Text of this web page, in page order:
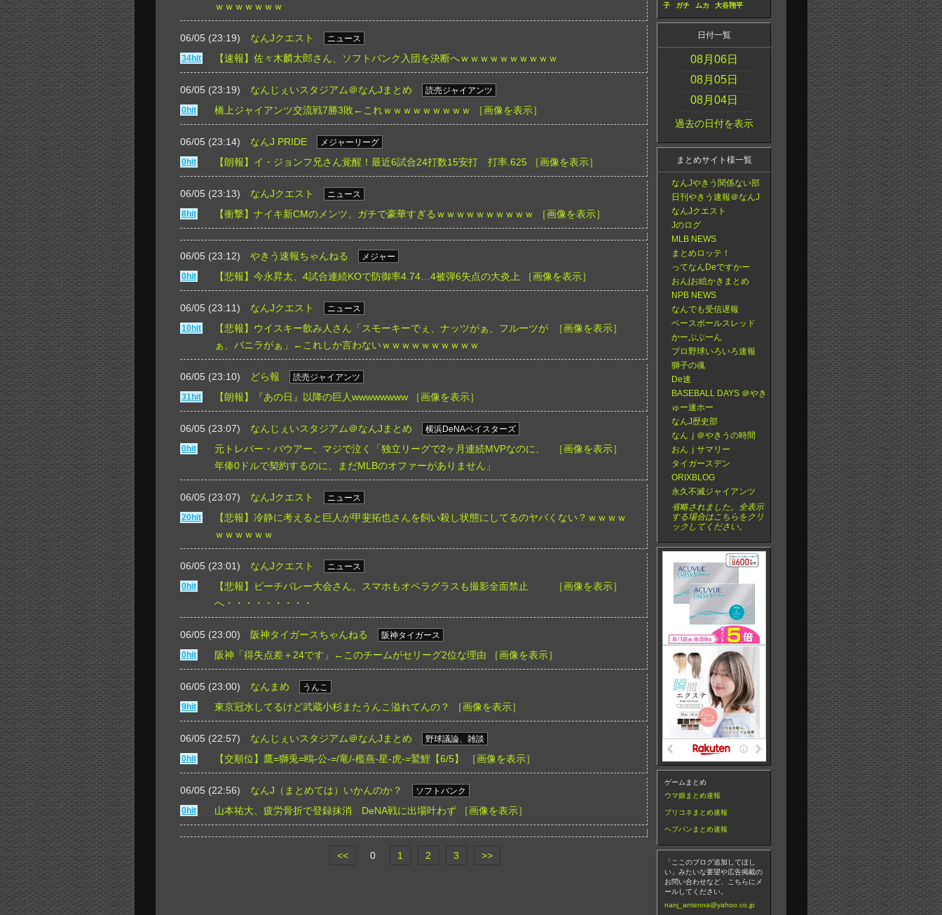
ｗｗｗｗｗｗｗ
06/05 (23:19) なんJクエスト
ニュース
34hit
【速報】佐々木麟太郎さん、ソフトバンク入団を決断へｗｗｗｗｗｗｗｗｗｗ
06/05 (23:19) なんじぇいスタジアム＠なんJまとめ
読売ジャイアンツ
0hit
橋上ジャイアンツ交流戦7勝3敗←これｗｗｗｗｗｗｗｗｗ ［画像を表示］
06/05 (23:14) なんJ PRIDE
メジャーリーグ
0hit
【朗報】イ・ジョンフ兄さん覚醒！最近6試合24打数15安打 打率.625 ［画像を表示］
06/05 (23:13) なんJクエスト
ニュース
8hit
【衝撃】ナイキ新CMのメンツ、ガチで豪華すぎるｗｗｗｗｗｗｗｗｗｗ ［画像を表示］
06/05 (23:12) やきう速報ちゃんねる
メジャー
0hit
【悲報】今永昇太、4試合連続KOで防御率4.74…4被弾6失点の大炎上 ［画像を表示］
06/05 (23:11) なんJクエスト
ニュース
10hit
【悲報】ウイスキー飲み人さん「スモーキーでぇ、ナッツがぁ、フルーツが
ぁ、バニラがぁ」←これしか言わないｗｗｗｗｗｗｗｗｗｗ
［画像を表示］
06/05 (23:10) どら報
読売ジャイアンツ
31hit
【朗報】『あの日』以降の巨人wwwwwwww ［画像を表示］
06/05 (23:07) なんじぇいスタジアム＠なんJまとめ
横浜DeNAベイスターズ
0hit
元トレバー・バウアー、マジで泣く「独立リーグで2ヶ月連続MVPなのに、
年俸0ドルで契約するのに、まだMLBのオファーがありません」
［画像を表示］
06/05 (23:07) なんJクエスト
ニュース
20hit
【悲報】冷静に考えると巨人が甲斐拓也さんを飼い殺し状態にしてるのヤバくない？ｗｗｗｗ
ｗｗｗｗｗｗ
06/05 (23:01) なんJクエスト
ニュース
0hit
【悲報】ビーチバレー大会さん、スマホもオペラグラスも撮影全面禁止
へ・・・・・・・・・
［画像を表示］
06/05 (23:00) 阪神タイガースちゃんねる
阪神タイガース
0hit
阪神「得失点差＋24です」←このチームがセリーグ2位な理由 ［画像を表示］
06/05 (23:00) なんまめ
うんこ
9hit
東京冠水してるけど武蔵小杉またうんこ溢れてんの？ ［画像を表示］
06/05 (22:57) なんじぇいスタジアム＠なんJまとめ
野球議論、雑談
0hit
【交順位】鷹=獅兎=鴎-公-=/竜/-檻燕-星-虎-=鷲鯉【6/5】 ［画像を表示］
06/05 (22:56) なんJ（まとめては）いかんのか？
ソフトバンク
0hit
山本祐大、疲労骨折で登録抹消 DeNA戦に出場叶わず ［画像を表示］
<< 0 1 2 3 >>
子 ガチ ムカ 大谷翔平
日付一覧
08月06日
08月05日
08月04日
過去の日付を表示
まとめサイト様一覧
なんJやきう関係ない部
日刊やきう速報＠なんJ
なんJクエスト
Jのログ
MLB NEWS
まとめロッテ！
ってなんDeですかー
おんjお絵かきまとめ
NPB NEWS
なんでも受信遅報
ベースボールスレッド
かーぷぶーん
プロ野球いろいろ速報
獅子の魂
De速
BASEBALL DAYS ＠やき
ゅー速ホー
なんJ歴史部
なんｊ＠やきうの時間
おんｊサマリー
タイガースデン
ORIXBLOG
永久不滅ジャイアンツ
省略されました。全表示
する場合はこちらをクリ
ックしてください。
ゲームまとめ
ウマ娘まとめ速報
プリコネまとめ速報
ヘブバンまとめ速報
「ここのブログ追加してほし
い」みたいな要望や広告掲載の
お問い合わせなど、こちらにメ
ールしてください。
nanj_antenna@yahoo.co.jp